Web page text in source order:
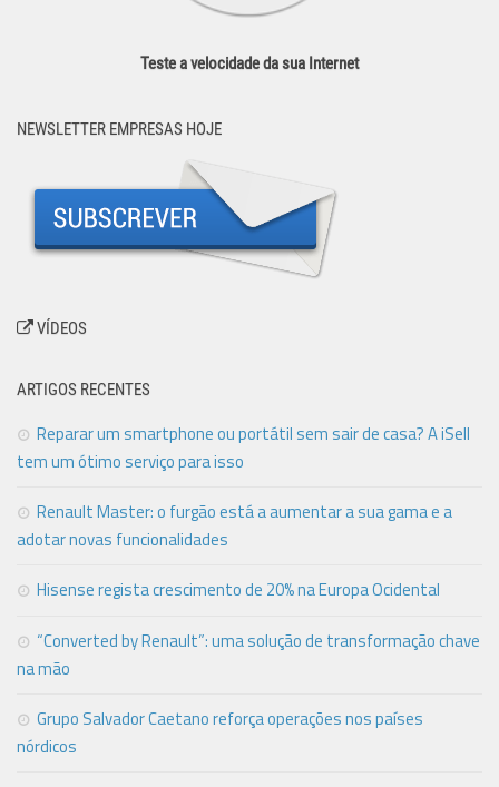
Teste a velocidade da sua Internet
NEWSLETTER EMPRESAS HOJE
VÍDEOS
ARTIGOS RECENTES
Reparar um smartphone ou portátil sem sair de casa? A iSell
tem um ótimo serviço para isso
Renault Master: o furgão está a aumentar a sua gama e a
adotar novas funcionalidades
Hisense regista crescimento de 20% na Europa Ocidental
“Converted by Renault”: uma solução de transformação chave
na mão
Grupo Salvador Caetano reforça operações nos países
nórdicos